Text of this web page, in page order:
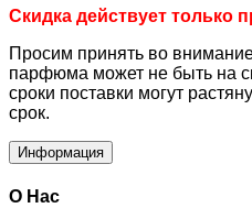
Скидка действует только
Просим принять во
парфюма может не быть на
сроки поставки могут
срок.
Информация
О Нас